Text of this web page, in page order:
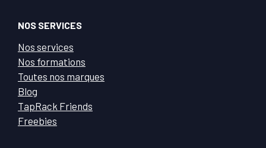
NOS SERVICES
Nos services
Nos formations
Toutes nos marques
Blog
TapRack Friends
Freebies